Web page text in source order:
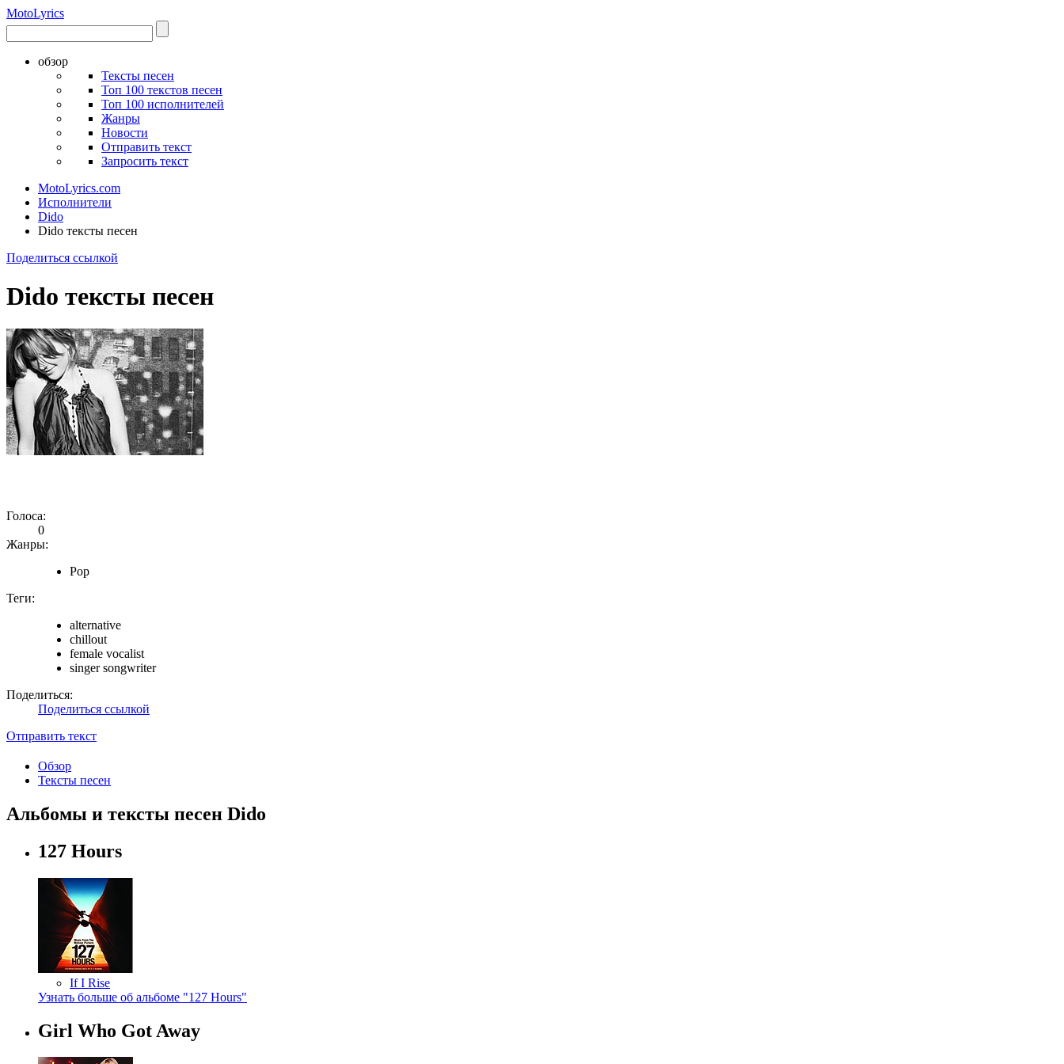
MotoLyrics
обзор
Тексты песен
Топ 100 текстов песен
Топ 100 исполнителей
Жанры
Новости
Отправить текст
Запросить текст
MotoLyrics.com
Исполнители
Dido
Dido тексты песен
Поделиться ссылкой
Dido тексты песен
Голоса:
0
Жанры:
Pop
Теги:
alternative
chillout
female vocalist
singer songwriter
Поделиться:
Поделиться ссылкой
Отправить текст
Обзор
Тексты песен
Альбомы и тексты песен Dido
127 Hours
If I Rise
Узнать больше об альбоме "127 Hours"
Girl Who Got Away